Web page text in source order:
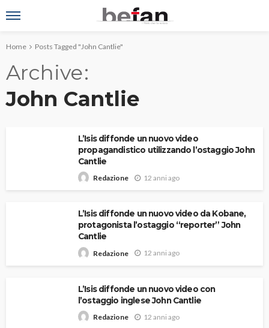
Home Posts Tagged "John Cantlie"
Archive
John Cantlie
L’Isis diffonde un nuovo video
propagandistico utilizzando l’ostaggio John
Cantlie
Redazione 12 anni ago
L’Isis diffonde un nuovo video da Kobane,
protagonista l’ostaggio “reporter” John
Cantlie
Redazione 12 anni ago
L’Isis diffonde un nuovo video con
l’ostaggio inglese John Cantlie
Redazione 12 anni ago